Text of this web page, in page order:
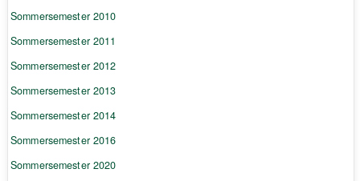
Sommersemester 2010
Sommersemester 2011
Sommersemester 2012
Sommersemester 2013
Sommersemester 2014
Sommersemester 2016
Sommersemester 2020